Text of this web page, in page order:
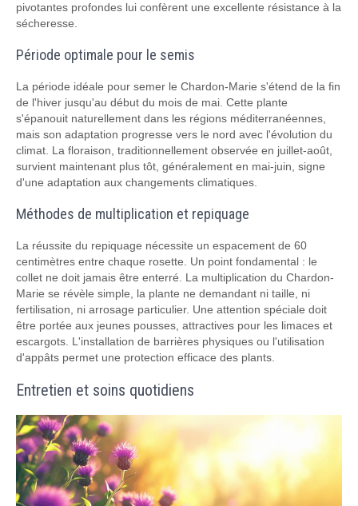
pivotantes profondes lui confèrent une excellente résistance à la
sécheresse.
Période optimale pour le semis
La période idéale pour semer le Chardon-Marie s'étend de la fin
de l'hiver jusqu'au début du mois de mai. Cette plante
s'épanouit naturellement dans les régions méditerranéennes,
mais son adaptation progresse vers le nord avec l'évolution du
climat. La floraison, traditionnellement observée en juillet-août,
survient maintenant plus tôt, généralement en mai-juin, signe
d'une adaptation aux changements climatiques.
Méthodes de multiplication et repiquage
La réussite du repiquage nécessite un espacement de 60
centimètres entre chaque rosette. Un point fondamental : le
collet ne doit jamais être enterré. La multiplication du Chardon-
Marie se révèle simple, la plante ne demandant ni taille, ni
fertilisation, ni arrosage particulier. Une attention spéciale doit
être portée aux jeunes pousses, attractives pour les limaces et
escargots. L'installation de barrières physiques ou l'utilisation
d'appâts permet une protection efficace des plants.
Entretien et soins quotidiens